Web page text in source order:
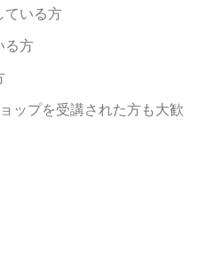
ている方
る方
ップを受講された方も大歓